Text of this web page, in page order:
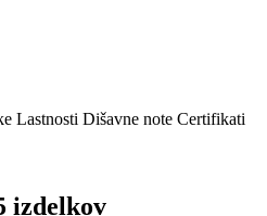
Lastnosti Dišavne note Certifikati
izdelkov